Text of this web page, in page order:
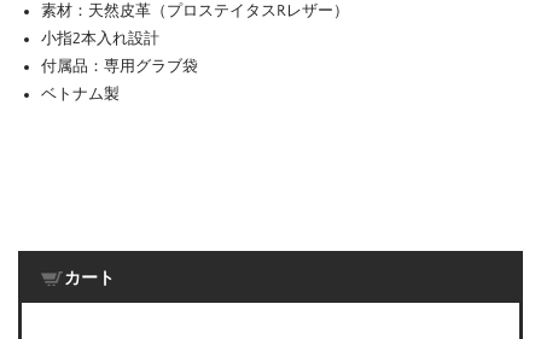
素材：天然皮革（プロステイタスRレザー）
小指2本入れ設計
付属品：専用グラブ袋
ベトナム製
カート